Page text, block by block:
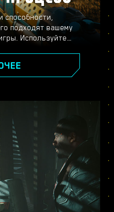
способности,
подходят вашему
Используйте
с помощью
того, чтобы стать
с
или
охраны, чтобы